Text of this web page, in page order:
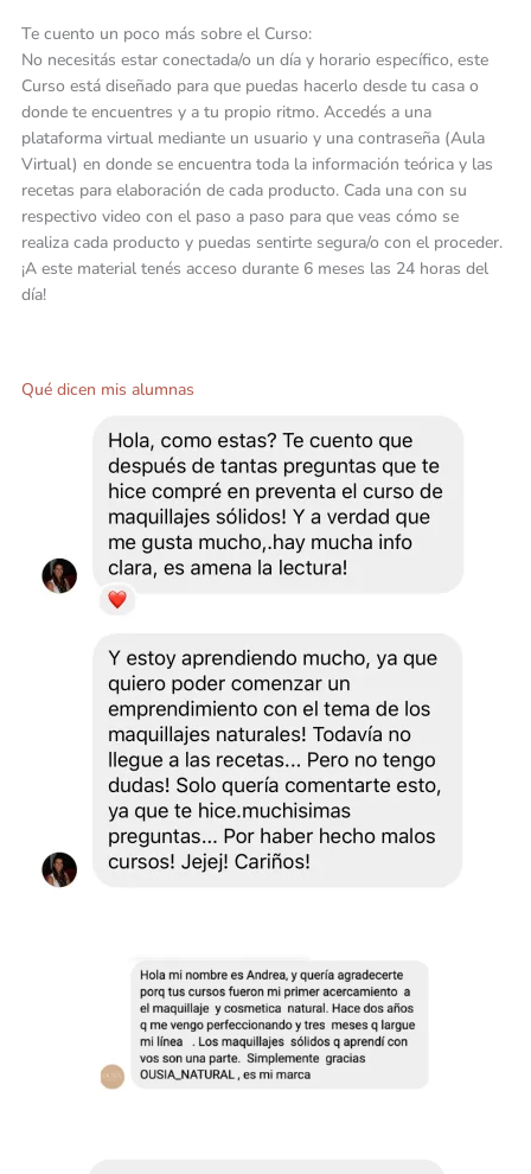
Te cuento un poco más sobre el Curso:
No necesitás estar conectada/o un día y horario específico, este
Curso está diseñado para que puedas hacerlo desde tu casa o
donde te encuentres y a tu propio ritmo. Accedés a una
plataforma virtual mediante un usuario y una contraseña (Aula
Virtual) en donde se encuentra toda la información teórica y las
recetas para elaboración de cada producto. Cada una con su
respectivo video con el paso a paso para que veas cómo se
realiza cada producto y puedas sentirte segura/o con el proceder.
¡A este material tenés acceso durante 6 meses las 24 horas del
día!
Qué dicen mis alumnas